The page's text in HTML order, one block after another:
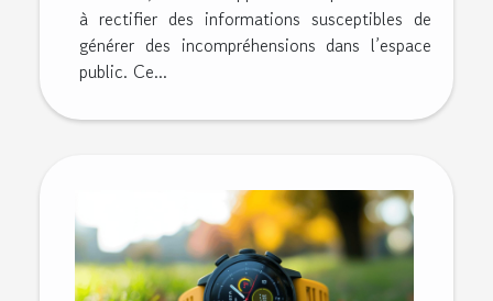
à rectifier des informations susceptibles de
générer des incompréhensions dans l’espace
public. Ce...